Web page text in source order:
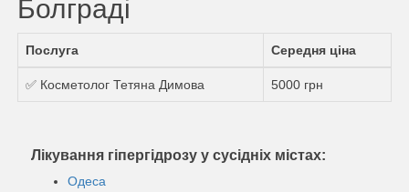
Болграді
Послуга Середня ціна
✅ Косметолог Тетяна Димова 5000 грн
Лікування гіпергідрозу у сусідніх містах:
Одеса